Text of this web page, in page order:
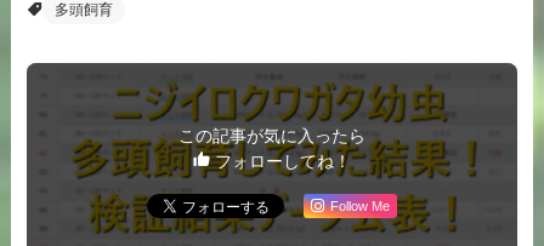
多頭飼育
この記事が気に入ったら
フォローしてね！
Follow Me